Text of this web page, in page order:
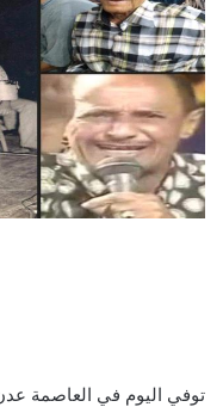
توفي اليوم في العاصمة